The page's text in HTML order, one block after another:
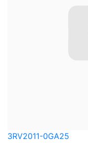
3RV2011-0GA25